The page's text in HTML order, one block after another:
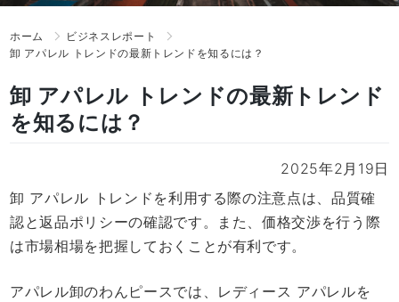
ホーム
ビジネスレポート
卸 アパレル トレンドの最新トレンドを知るには？
卸 アパレル トレンドの最新トレンド
を知るには？
2025年2月19日
卸 アパレル トレンドを利用する際の注意点は、品質確
認と返品ポリシーの確認です。また、価格交渉を行う際
は市場相場を把握しておくことが有利です。
アパレル卸のわんピースでは、レディース アパレルを